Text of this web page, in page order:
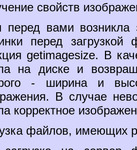
свойств
перед вами возникла
перед
getimagesize. В
на диске и
- ширина и
В случае
корректное
файлов, имеющих